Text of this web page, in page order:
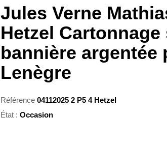
Jules Verne
Hetzel
bannière argentée
Lenègre
Référence 04112025 2 P5 4 Hetzel
État : Occasion